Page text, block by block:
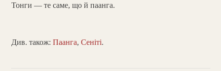
Тонги — те саме, що й паанга.
Див. також: Паанга, Сеніті.